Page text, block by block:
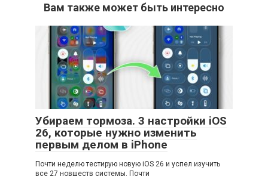
Вам также может быть интересно
Убираем тормоза. 3 настройки iOS
26, которые нужно изменить
первым делом в iPhone
Почти неделю тестирую новую iOS 26 и успел изучить
все 27 новшеств системы. Почти